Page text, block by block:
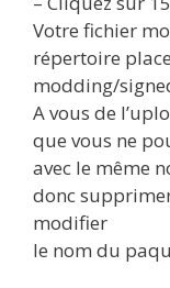
Votre fichier
répertoire
modding/
A vous de
que vous ne
avec le même
donc
modifier
le nom du